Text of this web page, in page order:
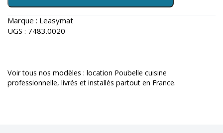
Marque : Leasymat
UGS : 7483.0020
Voir tous nos modèles : location Poubelle cuisine
professionnelle, livrés et installés partout en France.